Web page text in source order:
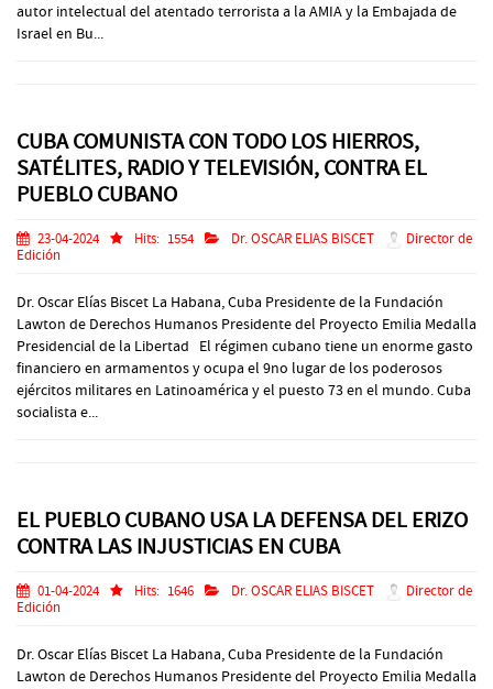
autor intelectual del atentado terrorista a la AMIA y la Embajada de
Israel en Bu...
CUBA COMUNISTA CON TODO LOS HIERROS,
SATÉLITES, RADIO Y TELEVISIÓN, CONTRA EL
PUEBLO CUBANO
23-04-2024 Hits: 1554 Dr. OSCAR ELIAS BISCET
Director de
Edición
Dr. Oscar Elías Biscet La Habana, Cuba Presidente de la Fundación
Lawton de Derechos Humanos Presidente del Proyecto Emilia Medalla
Presidencial de la Libertad El régimen cubano tiene un enorme gasto
financiero en armamentos y ocupa el 9no lugar de los poderosos
ejércitos militares en Latinoamérica y el puesto 73 en el mundo. Cuba
socialista e...
EL PUEBLO CUBANO USA LA DEFENSA DEL ERIZO
CONTRA LAS INJUSTICIAS EN CUBA
01-04-2024 Hits: 1646 Dr. OSCAR ELIAS BISCET
Director de
Edición
Dr. Oscar Elías Biscet La Habana, Cuba Presidente de la Fundación
Lawton de Derechos Humanos Presidente del Proyecto Emilia Medalla